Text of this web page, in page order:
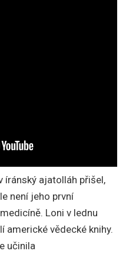
íránský ajatolláh přišel,
není jeho první
Loni v lednu
americké vědecké knihy.
učinila